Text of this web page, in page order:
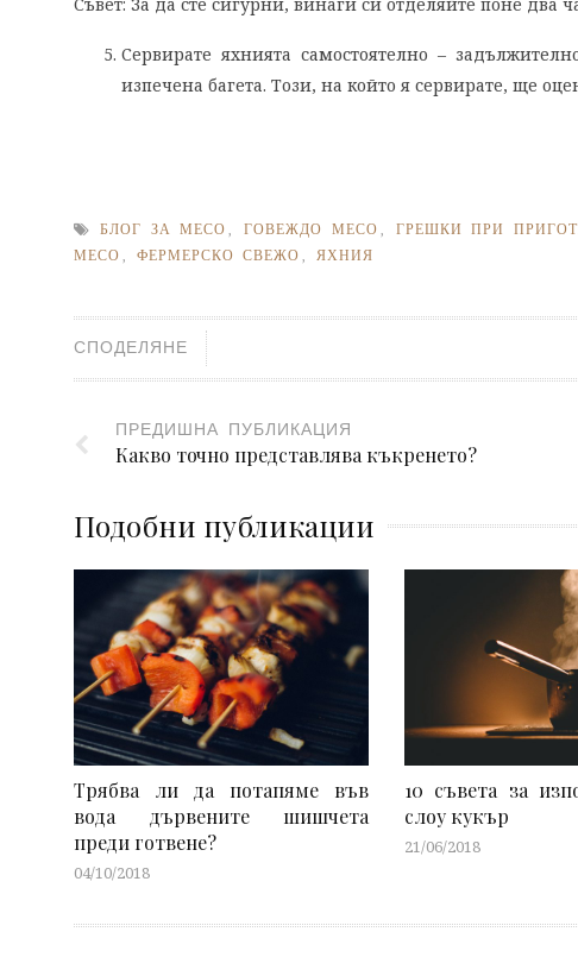
Сервирате яхнията самостоятелно –
изпечена багета. Този, на който я сервирате, ще
БЛОГ ЗА МЕСО ,ГОВЕЖДО МЕСО ГРЕШКИ ПРИ
МЕСО ,ФЕРМЕРСКО СВЕЖО ЯХНИЯ
СПОДЕЛЯНЕ
ПРЕДИШНА ПУБЛИКАЦИЯ
Какво точно представлява къкренето?
Подобни публикации
Трябва ли да потапяме във
вода дървените шишчета
преди готвене?
04/10/2018
10 съвета за
слоу кукър
21/06/2018